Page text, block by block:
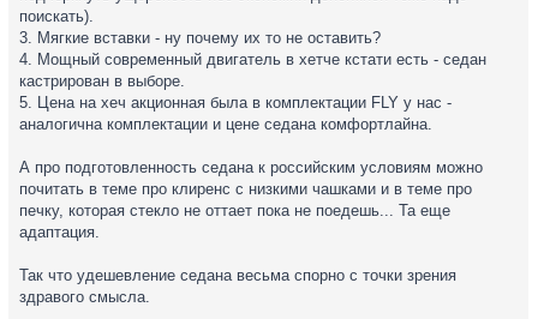
тут согласен
Только это все ерунда. В моем понимании разница - это
например
мощный современный двигатель, качественно
иные материалы отделки салона, шумоизоляция, простор
внутри, другой дизайн и т.д
. Вот было бы это - тогда спору
нет, можно было бы справедливо отметить "сев из хэтча в
полоседан все офигевают от разницы". А так те же яйца,
только в профиль - по мелочам выигрывает, а вот
подготовленности к российским условиям и в цене -
проигрывает однозначно
поискать).
3. Мягкие вставки - ну почему их то не оставить?
4. Мощный современный двигатель в хетче кстати есть - седан
кастрирован в выборе.
5. Цена на хеч акционная была в комплектации FLY у нас -
аналогична комплектации и цене седана комфортлайна.
А про подготовленность седана к российским условиям можно
почитать в теме про клиренс с низкими чашками и в теме про
печку, которая стекло не оттает пока не поедешь... Та еще
адаптация.
Так что удешевление седана весьма спорно с точки зрения
здравого смысла.